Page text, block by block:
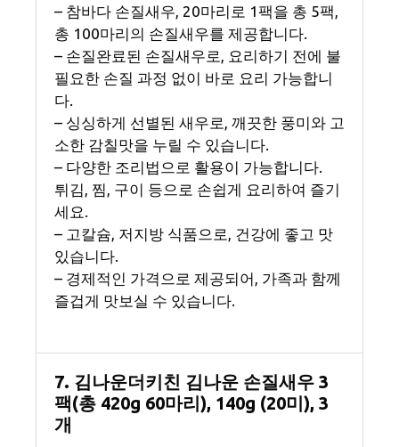
– 참바다 손질새우, 20마리로 1팩을 총 5팩,
총 100마리의 손질새우를 제공합니다.
– 손질완료된 손질새우로, 요리하기 전에 불
필요한 손질 과정 없이 바로 요리 가능합니
다.
– 싱싱하게 선별된 새우로, 깨끗한 풍미와 고
소한 감칠맛을 누릴 수 있습니다.
– 다양한 조리법으로 활용이 가능합니다.
튀김, 찜, 구이 등으로 손쉽게 요리하여 즐기
세요.
– 고칼슘, 저지방 식품으로, 건강에 좋고 맛
있습니다.
– 경제적인 가격으로 제공되어, 가족과 함께
즐겁게 맛보실 수 있습니다.
7. 김나운더키친 김나운 손질새우 3
팩(총 420g 60마리), 140g (20미), 3
개